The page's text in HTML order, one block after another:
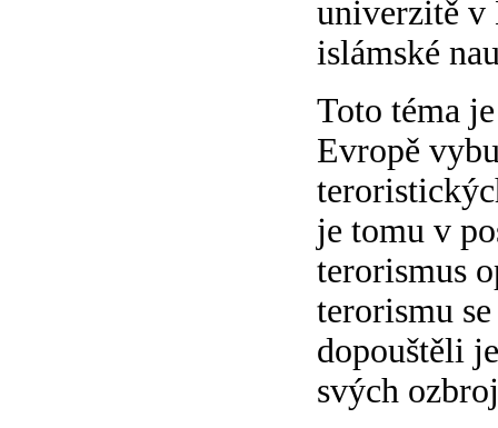
univerzitě v
islámské
Toto téma
Evropě
je tomu v
terorismus
terorismu
dopouštěli
svých